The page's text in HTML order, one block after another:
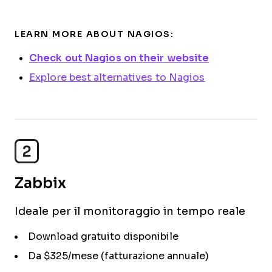
LEARN MORE ABOUT NAGIOS:
Check out Nagios on their website
Explore best alternatives to Nagios
2
Zabbix
Ideale per il monitoraggio in tempo reale
Download gratuito disponibile
Da $325/mese (fatturazione annuale)